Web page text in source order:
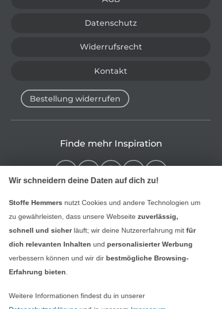
Datenschutz
Widerrufsrecht
Kontakt
Bestellung widerrufen
Finde mehr Inspiration
Wir schneidern deine Daten auf dich zu!
Stoffe Hemmers nutzt Cookies und andere Technologien um
zu gewährleisten, dass unsere Webseite zuverlässig,
schnell und sicherläuft; wir deine Nutzererfahrung mitfür
dich relevanten Inhalten und personalisierter Werbung
verbessern können und wir dir bestmögliche Browsing-
Erfahrung bieten
Weitere Informationen findest du in unserer